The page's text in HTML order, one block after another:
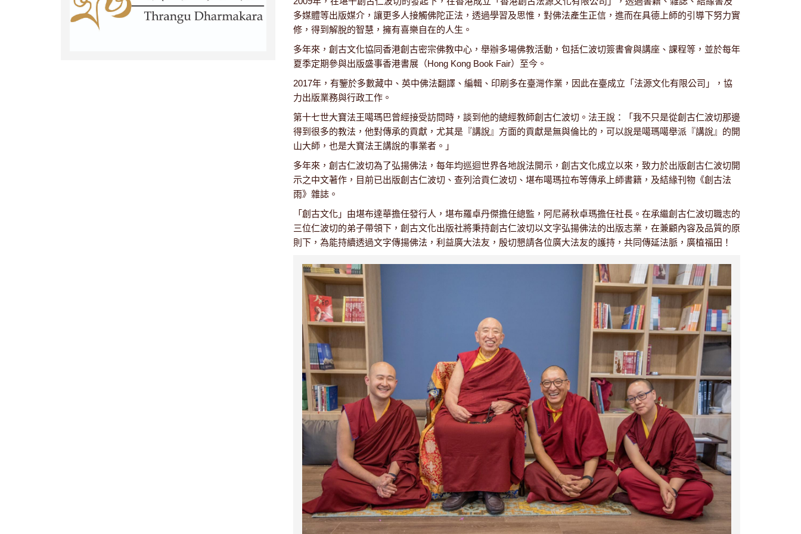
多媒體等出版媒介，讓更多人接觸佛陀正法，透過學習及思惟，對佛法產生正信，進而在具德上師的引導下努力實
修，得到解脫的智慧，擁有喜樂自在的人生。
多年來，創古文化協同香港創古密宗佛教中心，舉辦多場佛教活動，包括仁波切簽書會與講座、課程等，並於每年
夏季定期參與出版盛事香港書展（Hong Kong Book Fair）至今。
2017年，有鑒於多數藏中、英中佛法翻譯、編輯、印刷多在臺灣作業，因此在臺成立「法源文化有限公司」，協
力出版業務與行政工作。
第十七世大寶法王噶瑪巴曾經接受訪問時，談到他的總經教師創古仁波切。法王說：「我不只是從創古仁波切那邊
得到很多的教法，他對傳承的貢獻，尤其是『講說』方面的貢獻是無與倫比的，可以說是噶瑪噶舉派『講說』的開
山大師，也是大寶法王講說的事業者。」
多年來，創古仁波切為了弘揚佛法，每年均巡迴世界各地說法開示，創古文化成立以來，致力於出版創古仁波切開
示之中文著作，目前已出版創古仁波切、查列洽貢仁波切、堪布噶瑪拉布等傳承上師書籍，及結緣刊物《創古法
雨》雜誌。
「創古文化」由堪布達華擔任發行人，堪布羅卓丹傑擔任總監，阿尼蔣秋卓瑪擔任社長。在承繼創古仁波切職志的
三位仁波切的弟子帶領下，創古文化出版社將秉持創古仁波切以文字弘揚佛法的出版志業，在兼顧內容及品質的原
則下，為能持續透過文字傳揚佛法，利益廣大法友，殷切懇請各位廣大法友的護持，共同傳延法脈，廣植福田！